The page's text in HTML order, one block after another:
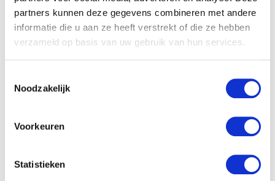
partners kunnen deze gegevens combineren met andere
informatie die u aan ze heeft verstrekt of die ze hebben
verzameld op basis van uw gebruik van hun services.
Noodzakelijk
Voorkeuren
Statistieken
Buggy’s tot 30% korting
Van shoptrip tot city stroll, onze buggy’s zijn licht, slim
tot 30%